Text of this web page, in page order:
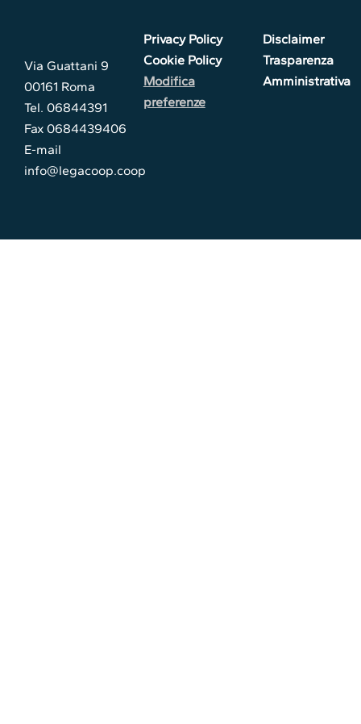
Via Guattani 9
00161 Roma
Tel. 06844391
Fax 0684439406
E-mail
info@legacoop.coop
Privacy Policy
Cookie Policy
Modifica
preferenze
Disclaimer
Trasparenza
Amministrativa